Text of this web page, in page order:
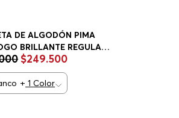
DE ALGODÓN PIMA
BRILLANTE REGULAR
$249.500
+ 1 Color